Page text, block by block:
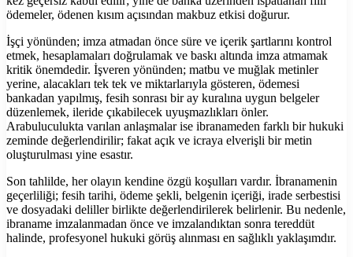
ödemeler, ödenen kısım açısından makbuz etkisi doğurur.
İşçi yönünden; imza atmadan önce süre ve içerik şartlarını kontrol
etmek, hesaplamaları doğrulamak ve baskı altında imza atmamak
kritik önemdedir. İşveren yönünden; matbu ve muğlak metinler
yerine, alacakları tek tek ve miktarlarıyla gösteren, ödemesi
bankadan yapılmış, fesih sonrası bir ay kuralına uygun belgeler
düzenlemek, ileride çıkabilecek uyuşmazlıkları önler.
Arabuluculukta varılan anlaşmalar ise ibranameden farklı bir hukuki
zeminde değerlendirilir; fakat açık ve icraya elverişli bir metin
oluşturulması yine esastır.
Son tahlilde, her olayın kendine özgü koşulları vardır. İbranamenin
geçerliliği; fesih tarihi, ödeme şekli, belgenin içeriği, irade serbestisi
ve dosyadaki deliller birlikte değerlendirilerek belirlenir. Bu nedenle,
ibraname imzalanmadan önce ve imzalandıktan sonra tereddüt
halinde, profesyonel hukuki görüş alınması en sağlıklı yaklaşımdır.